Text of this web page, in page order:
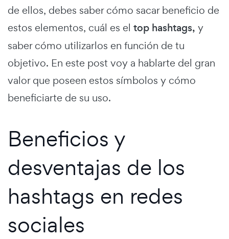
de ellos, debes saber cómo sacar beneficio de
estos elementos, cuál es el top hashtags, y
saber cómo utilizarlos en función de tu
objetivo. En este post voy a hablarte del gran
valor que poseen estos símbolos y cómo
beneficiarte de su uso.
Beneficios y
desventajas de los
hashtags en redes
sociales